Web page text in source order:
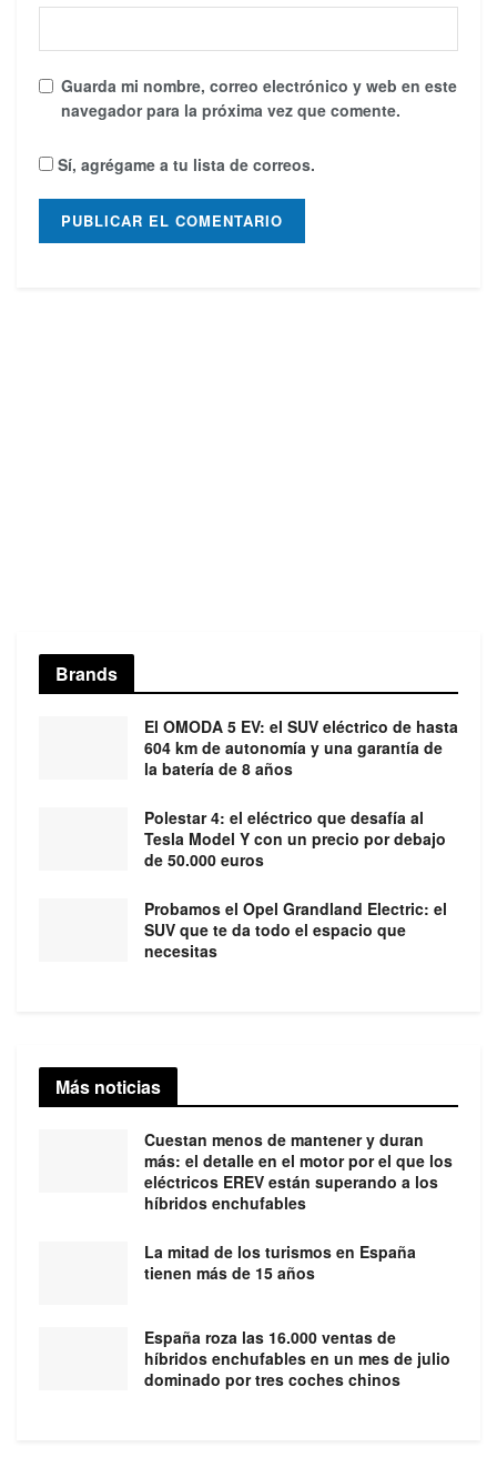
Guarda mi nombre, correo electrónico y web en este
navegador para la próxima vez que comente.
Sí, agrégame a tu lista de correos.
Brands
El OMODA 5 EV: el SUV eléctrico de hasta
604 km de autonomía y una garantía de
la batería de 8 años
Polestar 4: el eléctrico que desafía al
Tesla Model Y con un precio por debajo
de 50.000 euros
Probamos el Opel Grandland Electric: el
SUV que te da todo el espacio que
necesitas
Más noticias
Cuestan menos de mantener y duran
más: el detalle en el motor por el que los
eléctricos EREV están superando a los
híbridos enchufables
La mitad de los turismos en España
tienen más de 15 años
España roza las 16.000 ventas de
híbridos enchufables en un mes de julio
dominado por tres coches chinos